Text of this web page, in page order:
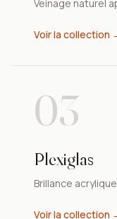
Veinage naturel
Voir la collection
03
Plexiglas
Brillance
Voir la collection